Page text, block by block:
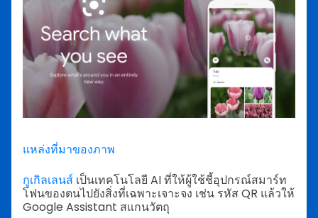
แหล่งที่มาของภาพ
กูเกิลเลนส์ เป็นเทคโนโลยี AI ที่ให้ผู้ใช้ชี้อุปกรณ์สมาร์ท
โฟนของตนไปยังสิ่งที่เฉพาะเจาะจง เช่น รหัส QR แล้วให้
Google Assistant สแกนวัตถุ